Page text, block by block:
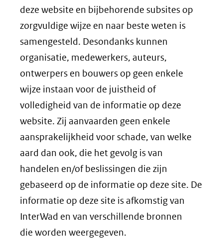
deze website en bijbehorende subsites op
zorgvuldige wijze en naar beste weten is
samengesteld. Desondanks kunnen
organisatie, medewerkers, auteurs,
ontwerpers en bouwers op geen enkele
wijze instaan voor de juistheid of
volledigheid van de informatie op deze
website. Zij aanvaarden geen enkele
aansprakelijkheid voor schade, van welke
aard dan ook, die het gevolg is van
handelen en/of beslissingen die zijn
gebaseerd op de informatie op deze site. De
informatie op deze site is afkomstig van
InterWad en van verschillende bronnen
die worden weergegeven.